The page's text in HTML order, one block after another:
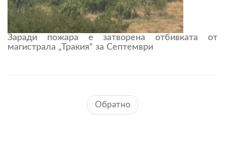
Заради пожара е затворена отбивката от
магистрала „Тракия“ за Септември
Обратно